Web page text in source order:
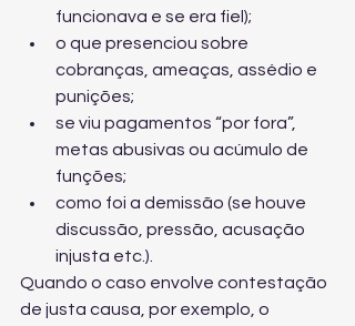
funcionava e se era fiel);
o que presenciou sobre
cobranças, ameaças, assédio e
punições;
se viu pagamentos “por fora”,
metas abusivas ou acúmulo de
funções;
como foi a demissão (se houve
discussão, pressão, acusação
injusta etc.).
Quando o caso envolve contestação
de justa causa , por exemplo, o